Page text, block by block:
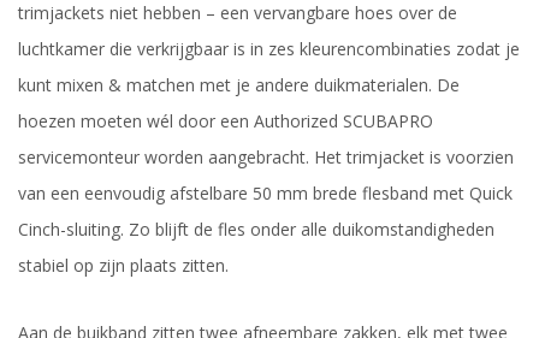
trimjackets niet hebben – een vervangbare hoes over de
luchtkamer die verkrijgbaar is in zes kleurencombinaties zodat je
kunt mixen & matchen met je andere duikmaterialen. De
hoezen moeten wél door een Authorized SCUBAPRO
servicemonteur worden aangebracht. Het trimjacket is voorzien
van een eenvoudig afstelbare 50 mm brede flesband met Quick
Cinch-sluiting. Zo blijft de fles onder alle duikomstandigheden
stabiel op zijn plaats zitten.
Aan de buikband zitten twee afneembare zakken, elk met twee